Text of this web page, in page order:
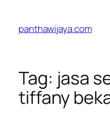
konten
panthawijaya.com
Tag: jasa
tiffany